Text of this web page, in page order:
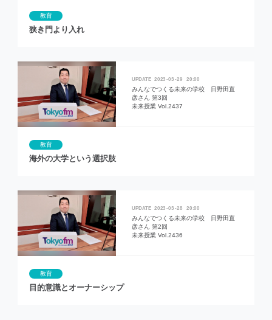
教育
狭き門より入れ
2023 03 29 20:00
みんなでつくる未来の学校 日野田直
彦さん 第3回
未来授業 Vol.2437
教育
海外の大学という選択肢
2023 03 28 20:00
みんなでつくる未来の学校 日野田直
彦さん 第2回
未来授業 Vol.2436
教育
目的意識とオーナーシップ